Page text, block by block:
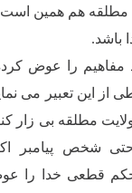
مطلقه هم همین
باشد.
را عوض
از این تعبیر مى
مطلقه بى زار
شخص پیامبر
حكم قطعى خدا را